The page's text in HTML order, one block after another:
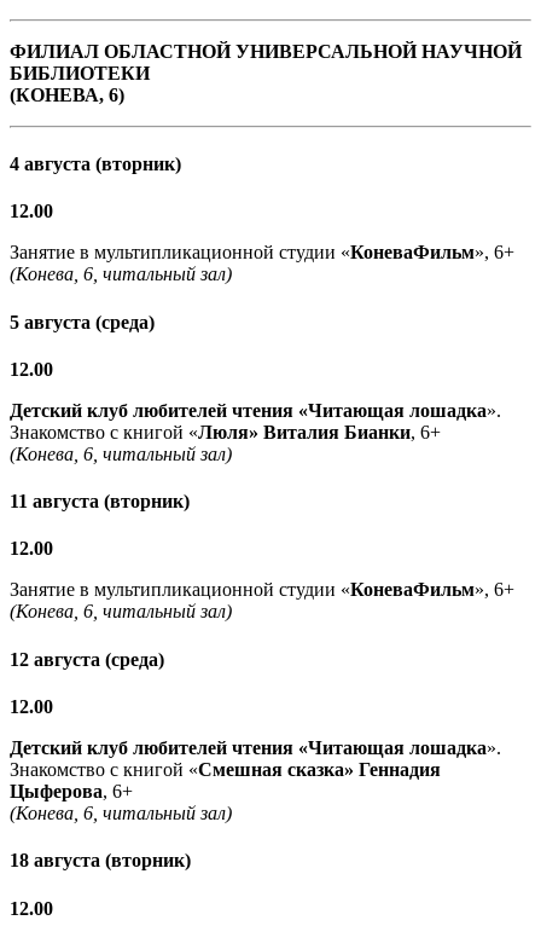
ФИЛИАЛ ОБЛАСТНОЙ УНИВЕРСАЛЬНОЙ НАУЧНОЙ
БИБЛИОТЕКИ
(КОНЕВА, 6)
4 августа (вторник)
12.00
Занятие в мультипликационной студии «КоневаФильм», 6+
(Конева, 6, читальный зал)
5 августа (среда)
12.00
Детский клуб любителей чтения «Читающая лошадка».
Знакомство с книгой «Люля» Виталия Бианки, 6+
(Конева, 6, читальный зал)
11 августа (вторник)
12.00
Занятие в мультипликационной студии «КоневаФильм», 6+
(Конева, 6, читальный зал)
12 августа (среда)
12.00
Детский клуб любителей чтения «Читающая лошадка».
Знакомство с книгой «Смешная сказка» Геннадия
Цыферова, 6+
(Конева, 6, читальный зал)
18 августа (вторник)
12.00